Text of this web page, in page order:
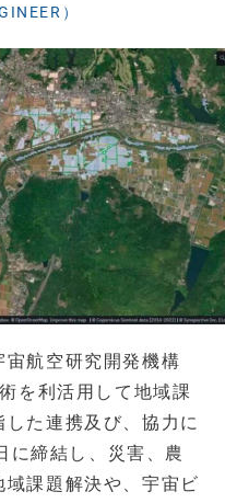
）
航空研究開発機構
を利活用して地域課
た連携及び、協力に
に締結し、災害、農
課題解決や、宇宙ビ